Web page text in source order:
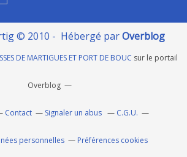
© 2010 - Hébergé parOverblog
DE MARTIGUES ET PORT DE BOUC sur le portail
Overblog
Contact Signaler un abus C.G.U.
personnelles Préférences cookies